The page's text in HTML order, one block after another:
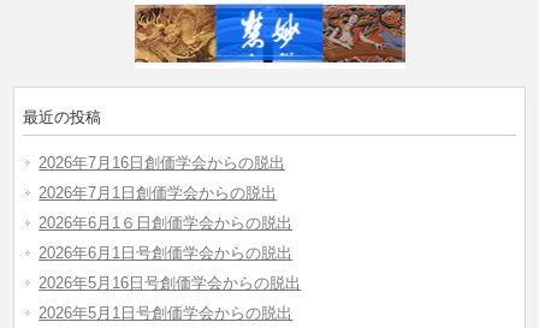
最近の投稿
2026年7月16日創価学会からの脱出
2026年7月1日創価学会からの脱出
2026年6月1６日創価学会からの脱出
2026年6月1日号創価学会からの脱出
2026年5月16日号創価学会からの脱出
2026年5月1日号創価学会からの脱出